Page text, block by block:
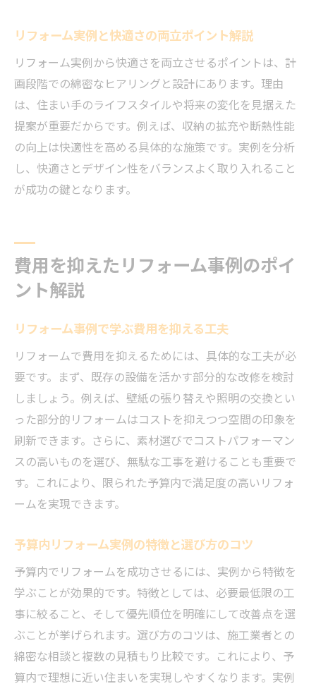
リフォーム実例と快適さの両立ポイント解説
リフォーム実例から快適さを両立させるポイントは、計
画段階での綿密なヒアリングと設計にあります。理由
は、住まい手のライフスタイルや将来の変化を見据えた
提案が重要だからです。例えば、収納の拡充や断熱性能
の向上は快適性を高める具体的な施策です。実例を分析
し、快適さとデザイン性をバランスよく取り入れること
が成功の鍵となります。
費用を抑えたリフォーム事例のポイ
ント解説
リフォーム事例で学ぶ費用を抑える工夫
リフォームで費用を抑えるためには、具体的な工夫が必
要です。まず、既存の設備を活かす部分的な改修を検討
しましょう。例えば、壁紙の張り替えや照明の交換とい
った部分的リフォームはコストを抑えつつ空間の印象を
刷新できます。さらに、素材選びでコストパフォーマン
スの高いものを選び、無駄な工事を避けることも重要で
す。これにより、限られた予算内で満足度の高いリフォ
ームを実現できます。
予算内リフォーム実例の特徴と選び方のコツ
予算内でリフォームを成功させるには、実例から特徴を
学ぶことが効果的です。特徴としては、必要最低限の工
事に絞ること、そして優先順位を明確にして改善点を選
ぶことが挙げられます。選び方のコツは、施工業者との
綿密な相談と複数の見積もり比較です。これにより、予
算内で理想に近い住まいを実現しやすくなります。実例